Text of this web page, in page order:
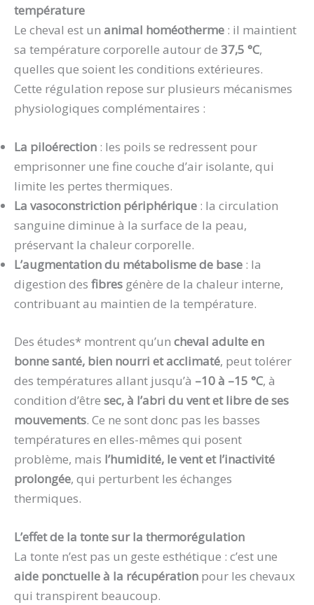
température
Le cheval est un animal homéotherme : il maintient
sa température corporelle autour de 37,5 °C,
quelles que soient les conditions extérieures.
Cette régulation repose sur plusieurs mécanismes
physiologiques complémentaires :
La piloérection : les poils se redressent pour
emprisonner une fine couche d’air isolante, qui
limite les pertes thermiques.
La vasoconstriction périphérique : la circulation
sanguine diminue à la surface de la peau,
préservant la chaleur corporelle.
L’augmentation du métabolisme de base : la
digestion des fibres génère de la chaleur interne,
contribuant au maintien de la température.
Des études* montrent qu’un cheval adulte en
bonne santé, bien nourri et acclimaté, peut tolérer
des températures allant jusqu’à –10 à –15 °C, à
condition d’être sec, à l’abri du vent et libre de ses
mouvements. Ce ne sont donc pas les basses
températures en elles-mêmes qui posent
problème, mais l’humidité, le vent et l’inactivité
prolongée, qui perturbent les échanges
thermiques.
L’effet de la tonte sur la thermorégulation
La tonte n’est pas un geste esthétique : c’est une
aide ponctuelle à la récupération pour les chevaux
qui transpirent beaucoup.